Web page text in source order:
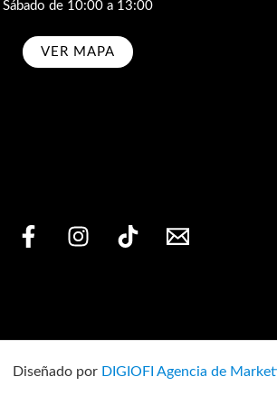
Sábado de 10:00 a 13:00
VER MAPA
Diseñado por DIGIOFI Agencia de